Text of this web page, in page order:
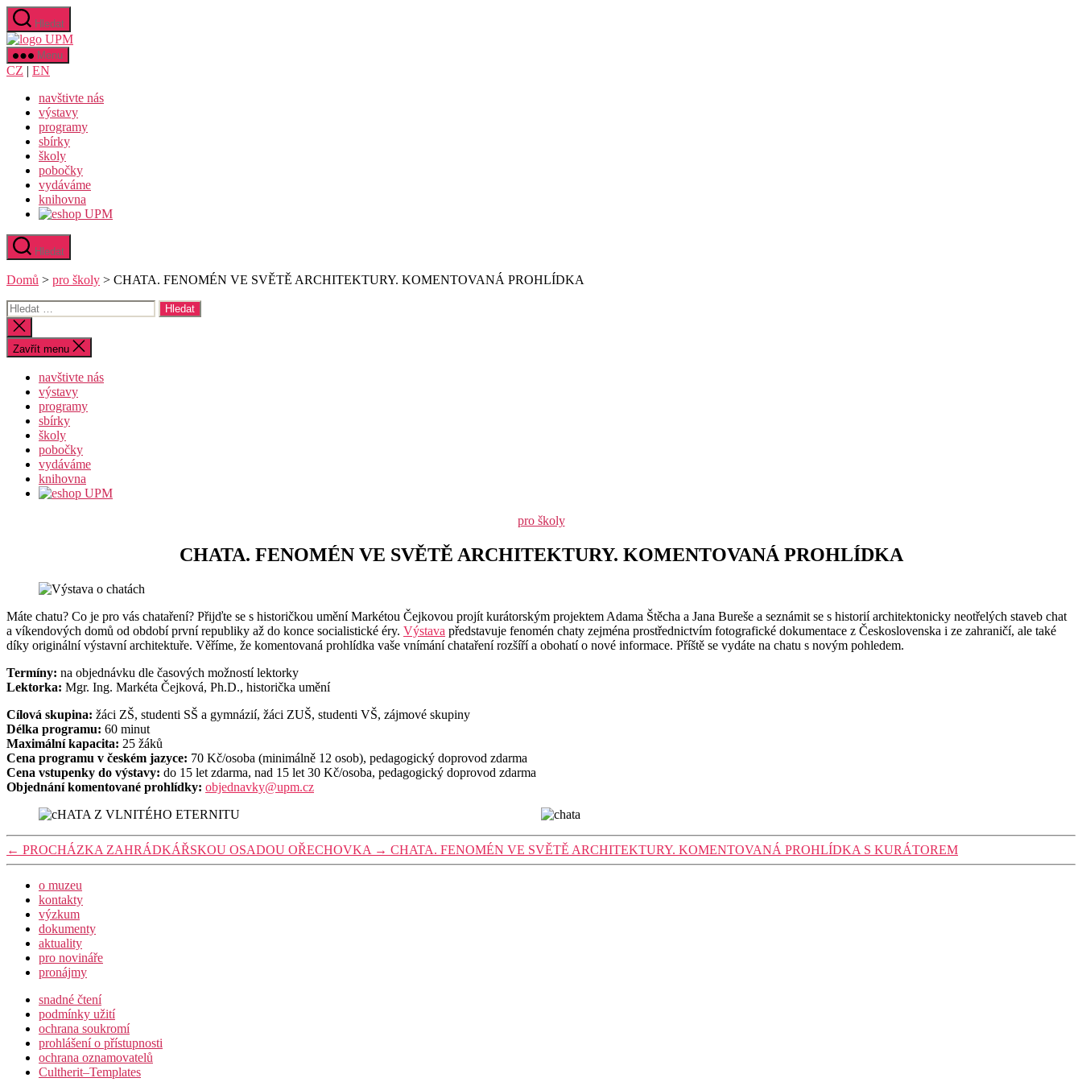
Přejít
obsahu
Hledat
Uměleckoprůmyslové
Menu
CZ | EN
navštivte nás
výstavy
programy
sbírky
školy
pobočky
vydáváme
knihovna
Hledat
Domů > pro školy > CHATA. FENOMÉN VE SVĚTĚ ARCHITEKTURY. KOMENTOVANÁ PROHLÍDKA
Výsledky
vyhledávání:
Zavřít
vyhledávání
Zavřít menu
navštivte nás
výstavy
programy
sbírky
školy
pobočky
vydáváme
knihovna
Rubriky
pro školy
CHATA. FENOMÉN VE SVĚTĚ ARCHITEKTURY. KOMENTOVANÁ PROHLÍDKA
Máte chatu? Co je pro vás chataření? Přijďte se s historičkou umění Markétou Čejkovou projít kurátorským projektem Adama Štěcha a Jana Bureše a seznámit se s historií architektonicky neotřelých staveb chat
a víkendových domů od období první republiky až do konce socialistické éry. Výstava představuje fenomén chaty zejména prostřednictvím fotografické dokumentace z Československa i ze zahraničí, ale také
díky originální výstavní architektuře. Věříme, že komentovaná prohlídka vaše vnímání chataření rozšíří a obohatí o nové informace. Příště se vydáte na chatu s novým pohledem.
Termíny: na objednávku dle časových možností lektorky
Lektorka: Mgr. Ing. Markéta Čejková, Ph.D., historička umění
Cílová skupina: žáci ZŠ, studenti SŠ a gymnázií, žáci ZUŠ, studenti VŠ, zájmové skupiny
Délka programu: 60 minut
Maximální kapacita: 25 žáků
Cena programu v českém jazyce: 70 Kč/osoba (minimálně 12 osob), pedagogický doprovod zdarma
Cena vstupenky do výstavy: do 15 let zdarma, nad 15 let 30 Kč/osoba, pedagogický doprovod zdarma
Objednání komentované prohlídky: objednavky@upm.cz
← PROCHÁZKA ZAHRÁDKÁŘSKOU OSADOU OŘECHOVKA → CHATA. FENOMÉN VE SVĚTĚ ARCHITEKTURY. KOMENTOVANÁ PROHLÍDKA S KURÁTOREM
o muzeu
kontakty
výzkum
dokumenty
aktuality
pro novináře
pronájmy
snadné čtení
podmínky užití
ochrana soukromí
prohlášení o přístupnosti
ochrana oznamovatelů
Cultherit–Templates